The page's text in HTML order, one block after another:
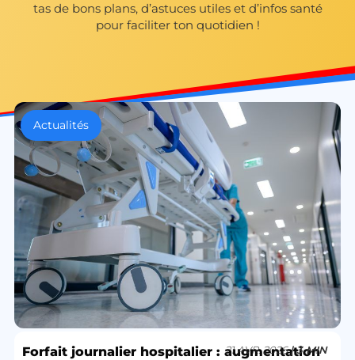
tas de bons plans, d’astuces utiles et d’infos santé
pour faciliter ton quotidien !
Actualités
21 AVR. 2026| 3 MIN
Forfait journalier hospitalier : augmentation